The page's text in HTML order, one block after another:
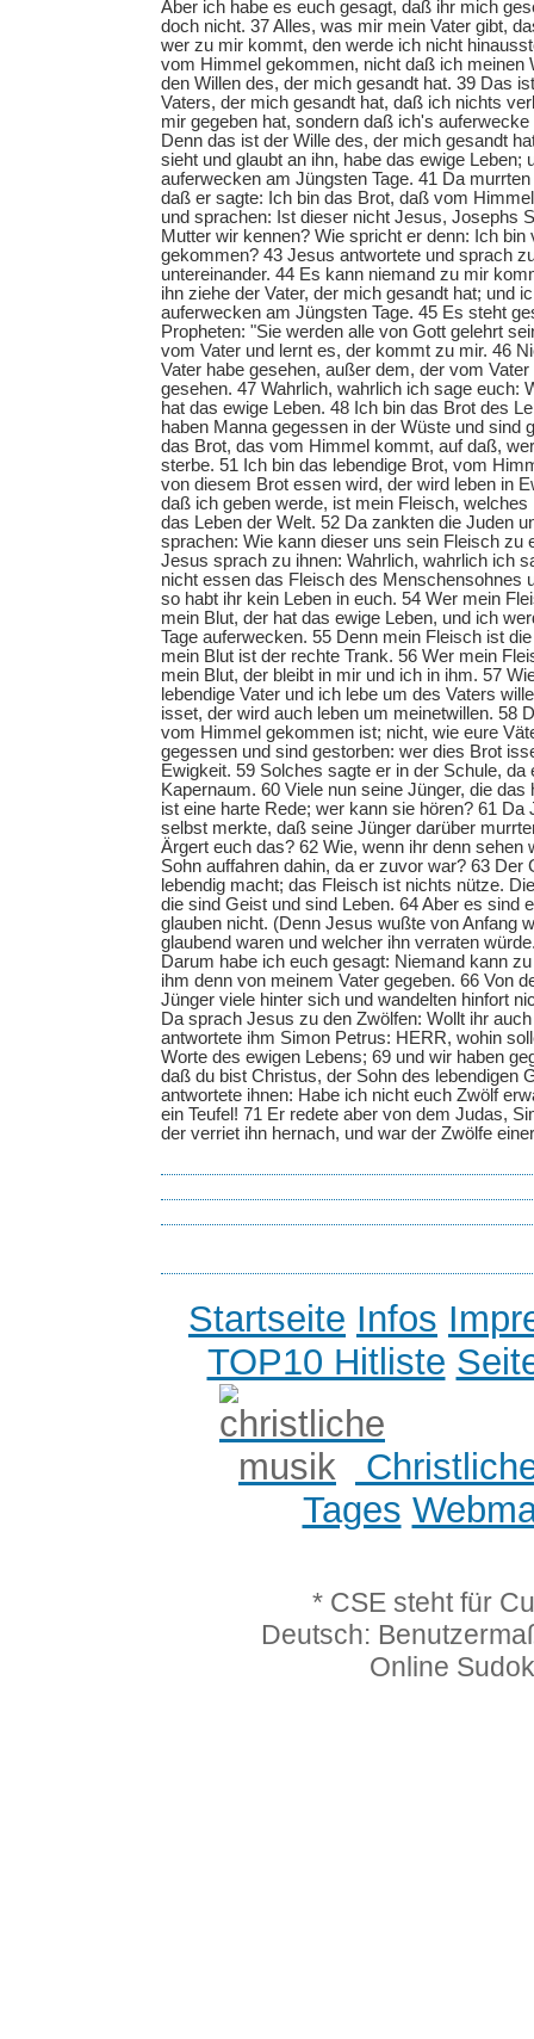
Aber ich habe es euch gesagt, daß ihr mich
doch nicht. 37 Alles, was mir mein Vater gibt,
wer zu mir kommt, den werde ich nicht
vom Himmel gekommen, nicht daß ich meinen
den Willen des, der mich gesandt hat. 39 Das
Vaters, der mich gesandt hat, daß ich nichts
mir gegeben hat, sondern daß ich's
Denn das ist der Wille des, der mich gesandt
sieht und glaubt an ihn, habe das ewige Leben;
auferwecken am Jüngsten Tage. 41 Da
daß er sagte: Ich bin das Brot, daß vom
und sprachen: Ist dieser nicht Jesus, Josephs
Mutter wir kennen? Wie spricht er denn: Ich bin
gekommen? 43 Jesus antwortete und sprach
untereinander. 44 Es kann niemand zu mir
ihn ziehe der Vater, der mich gesandt hat; und
auferwecken am Jüngsten Tage. 45 Es steht
Propheten: "Sie werden alle von Gott gelehrt
vom Vater und lernt es, der kommt zu mir. 46
Vater habe gesehen, außer dem, der vom
gesehen. 47 Wahrlich, wahrlich ich sage euch:
hat das ewige Leben. 48 Ich bin das Brot des
haben Manna gegessen in der Wüste und sind
das Brot, das vom Himmel kommt, auf daß,
sterbe. 51 Ich bin das lebendige Brot, vom
von diesem Brot essen wird, der wird leben in
daß ich geben werde, ist mein Fleisch, welches
das Leben der Welt. 52 Da zankten die Juden
sprachen: Wie kann dieser uns sein Fleisch zu
Jesus sprach zu ihnen: Wahrlich, wahrlich ich
nicht essen das Fleisch des Menschensohnes
so habt ihr kein Leben in euch. 54 Wer mein
mein Blut, der hat das ewige Leben, und ich
Tage auferwecken. 55 Denn mein Fleisch ist
mein Blut ist der rechte Trank. 56 Wer mein
mein Blut, der bleibt in mir und ich in ihm. 57
lebendige Vater und ich lebe um des Vaters
isset, der wird auch leben um meinetwillen. 58
vom Himmel gekommen ist; nicht, wie eure
gegessen und sind gestorben: wer dies Brot
Ewigkeit. 59 Solches sagte er in der Schule, da
Kapernaum. 60 Viele nun seine Jünger, die
ist eine harte Rede; wer kann sie hören? 61 Da
selbst merkte, daß seine Jünger darüber
Ärgert euch das? 62 Wie, wenn ihr denn sehen
Sohn auffahren dahin, da er zuvor war? 63 Der
lebendig macht; das Fleisch ist nichts nütze.
die sind Geist und sind Leben. 64 Aber es sind
glauben nicht. (Denn Jesus wußte von Anfang
glaubend waren und welcher ihn verraten
Darum habe ich euch gesagt: Niemand kann
ihm denn von meinem Vater gegeben. 66 Von
Jünger viele hinter sich und wandelten hinfort
Da sprach Jesus zu den Zwölfen: Wollt ihr
antwortete ihm Simon Petrus: HERR, wohin
Worte des ewigen Lebens; 69 und wir haben
daß du bist Christus, der Sohn des lebendigen
antwortete ihnen: Habe ich nicht euch Zwölf
ein Teufel! 71 Er redete aber von dem Judas,
der verriet ihn hernach, und war der Zwölfe
Startseite Infos
TOP10 Hitliste
Tages
* CSE steht für
Deutsch:
Online